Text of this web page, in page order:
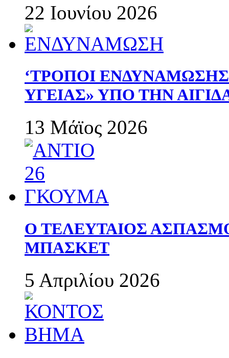
22 Ιουνίου 2026
‘ΤΡΟΠΟΙ
ΥΓΕΙΑΣ» ΥΠΟ ΤΗΝ
13 Μάϊος 2026
Ο ΤΕΛΕΥΤΑΙΟΣ
ΜΠΑΣΚΕΤ
5 Απριλίου 2026